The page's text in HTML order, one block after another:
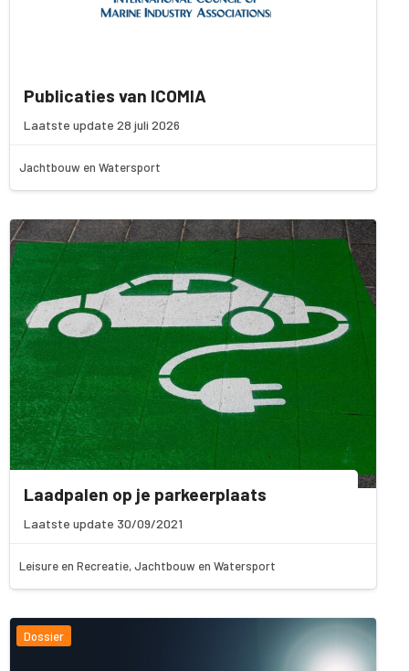
Publicaties van ICOMIA
Laatste update 28 juli 2026
Jachtbouw en Watersport
Laadpalen op je parkeerplaats
Laatste update 30/09/2021
Leisure en Recreatie, Jachtbouw en Watersport
Dossier